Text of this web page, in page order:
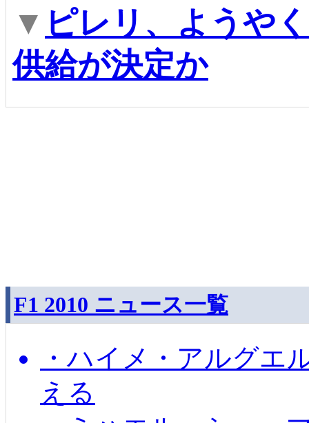
▼ ピレリ、ようや
供給が決定か
F1 2010 ニュース一覧
・ハイメ・アルグエ
える